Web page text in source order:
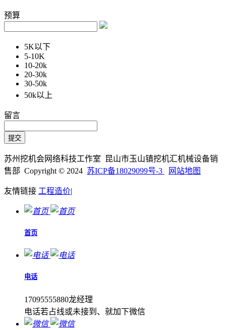
预算
5K以下
5-10K
10-20k
20-30k
30-50k
50k以上
留言
苏州挖机会网络科技工作室 昆山市玉山镇挖机汇机械设备销
售部 Copyright © 2024 苏ICP备18029099号-3 网站地图
友情链接 工程造价|
首页
电话
17095555880龙经理
电话若占线或未接到、就加下微信